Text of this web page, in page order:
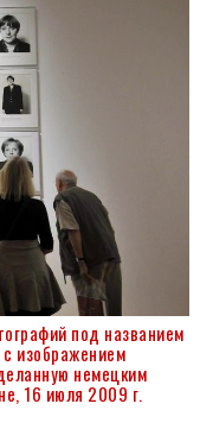
под названием
изображением
немецким
16 июля 2009 г.